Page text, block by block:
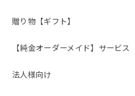
贈り物【ギフト】
【純金オーダーメイド】サービス
法人様向け